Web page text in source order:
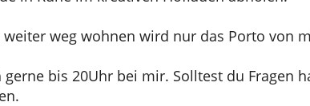
weiter weg wohnen wird nur das Porto von
gerne bis 20Uhr bei mir. Solltest du Fragen